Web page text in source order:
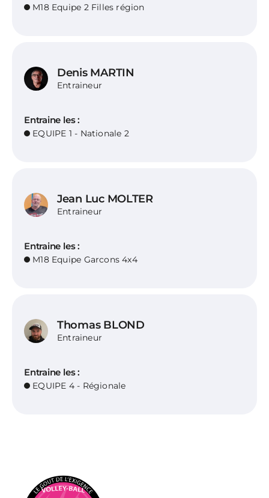
M18 Equipe 2 Filles région
Denis MARTIN
Entraineur
Entraine les :
EQUIPE 1 - Nationale 2
Jean Luc MOLTER
Entraineur
Entraine les :
M18 Equipe Garcons 4x4
Thomas BLOND
Entraineur
Entraine les :
EQUIPE 4 - Régionale